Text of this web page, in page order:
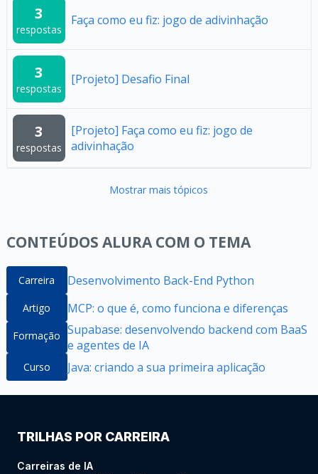
3
respostas
Faça como eu fiz: jogo de adivinhação
3
respostas
[Projeto] Desafio Final
3
respostas
[Projeto] Faça como eu fiz: jogo de
adivinhação
Mostrar mais tópicos
CONTEÚDOS ALURA COM O TEMA
Carreira Desenvolvimento Back-End Python
Artigo MCP: o que é, como funciona e diferenças
Formação Supabase: desenvolvendo backend com BaaS
e agentes de IA
Curso Java: criando a sua primeira aplicação
TRILHAS POR CARREIRA
Carreiras de IA